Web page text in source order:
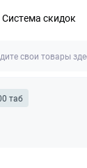
Система скидок
таб